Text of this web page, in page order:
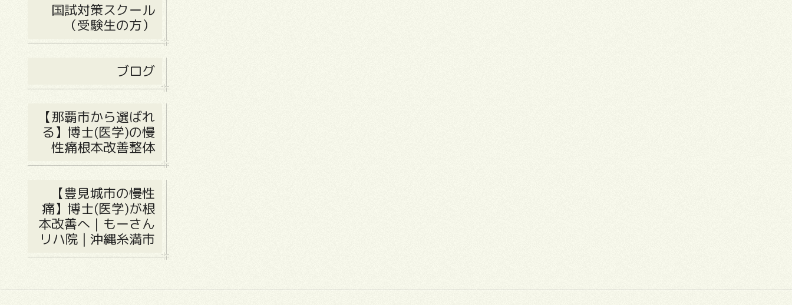
国試対策スクール
（受験生の方）
ブログ
【那覇市から選ばれ
る】博士(医学)の慢
性痛根本改善整体
【豊見城市の慢性
痛】博士(医学)が根
本改善へ｜もーさん
リハ院 | 沖縄糸満市